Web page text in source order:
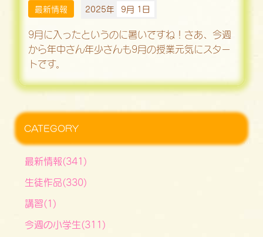
最新情報 2025年 9月 1日
9月に入ったというのに暑いですね！さあ、今週
から年中さん年少さんも9月の授業元気にスター
トです。
CATEGORY
最新情報(341)
生徒作品(330)
講習(1)
今週の小学生(311)